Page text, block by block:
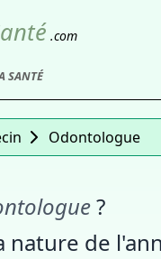
.com
SANTÉ
Odontologue
?
nature de